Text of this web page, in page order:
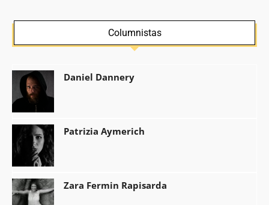
Columnistas
Daniel Dannery
Patrizia Aymerich
Zara Fermin Rapisarda